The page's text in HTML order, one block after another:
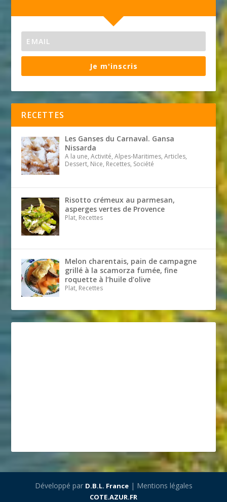
Je m'inscris
RECETTES
Les Ganses du Carnaval. Gansa
Nissarda
A la une, Activité, Alpes-Maritimes, Articles,
Dessert, Nice, Recettes, Société
Risotto crémeux au parmesan,
asperges vertes de Provence
Plat, Recettes
Melon charentais, pain de campagne
grillé à la scamorza fumée, fine
roquette à l’huile d’olive
Plat, Recettes
Développé par D.B.L. France| Mentions légales
COTE.AZUR.FR